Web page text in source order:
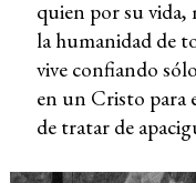
quien por su vida,
la humanidad de
vive confiando
en un Cristo para
de tratar de